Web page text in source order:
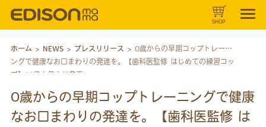
SHOP
ホーム > NEWS> プレスリリース > 0歳からの早期コップトレーニ
ングで健康なお口まわりの発達を。【歯科医監修 はじめての練習コッ
プ】11月上旬より発売
0歳からの早期コップトレーニングで健康
なお口まわりの発達を。【歯科医監修 は